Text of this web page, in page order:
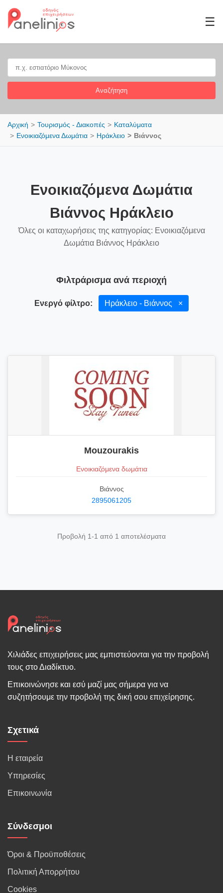
☰
Αναζήτηση
Αρχική Τουρισμός - Διακοπές
Καταλύματα
Ενοικιαζόμενα Δωμάτια
Ηράκλειο Βιάννος
Ενοικιαζόμενα Δωμάτια
Βιάννος Ηράκλειο
Όλες οι καταχωρήσεις της κατηγορίας: Ενοικιαζόμενα
Δωμάτια Βιάννος Ηράκλειο
Φιλτράρισμα ανά περιοχή
Ενεργό φίλτρο: Ηράκλειο - Βιάννος ×
Mouzourakis
Ενοικιαζόμενα δωμάτια
Βιάννος
2895061205
Προβολή 1-1 από 1 αποτελέσματα
Χιλιάδες επιχειρήσεις μας εμπιστεύονται για την προβολή
τους στο Διαδίκτυο.
Επικοινώνησε και εσύ μαζί μας σήμερα για να
συζητήσουμε την προβολή της δική σου επιχείρησης.
Σχετικά
Η εταιρεία
Υπηρεσίες
Επικοινωνία
Σύνδεσμοι
Όροι & Προϋποθέσεις
Πολιτική Απορρήτου
Cookies